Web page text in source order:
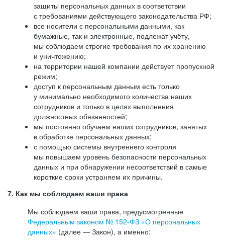
защиты персональных данных в соответствии
с требованиями действующего законодательства РФ;
все носители с персональными данными, как
бумажные, так и электронные, подлежат учёту,
мы соблюдаем строгие требования по их хранению
и уничтожению;
на территории нашей компании действует пропускной
режим;
доступ к персональным данным есть только
у минимально необходимого количества наших
сотрудников и только в целях выполнения
должностных обязанностей;
мы постоянно обучаем наших сотрудников, занятых
в обработке персональных данных;
с помощью системы внутреннего контроля
мы повышаем уровень безопасности персональных
данных и при обнаружении несоответствий в самые
короткие сроки устраняем их причины.
7. Как мы соблюдаем ваши права
Мы соблюдаем ваши права, предусмотренные
Федеральным законом № 152-ФЗ «О персональных
данных» (далее — Закон), а именно: